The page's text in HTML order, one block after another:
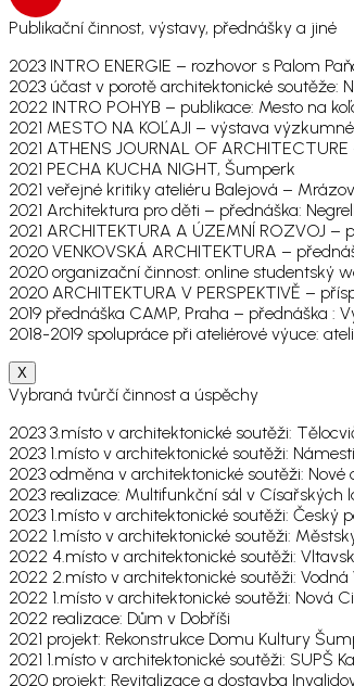
Publikační činnost, výstavy, přednášky a jiné
2023 INTRO ENERGIE – rozhovor s Palom
2023 účast v porotě architektonické soutěže:
2022 INTRO POHYB – publikace: Mesto na
2021 MESTO NA KOĽAJI – výstava
2021 ATHENS JOURNAL OF
2021 PECHA KUCHA NIGHT, Šumperk
2021 veřejné kritiky ateliéru Balejová –
2021 Architektura pro děti – přednáška:
2021 ARCHITEKTURA A ÚZEMNÍ ROZVOJ
2020 VENKOVSKÁ ARCHITEKTURA –
2020 organizační činnost: online studentský
2020 ARCHITEKTURA V PERSPEKTIVĚ –
2019 přednáška CAMP, Praha – přednáška :
2018-2019 spolupráce při ateliérové výuce:
X
Vybraná tvůrčí činnost a úspěchy
2023 3.místo v architektonické soutěži:
2023 1.místo v architektonické soutěži:
2023 odměna v architektonické soutěži: Nové
2023 realizace: Multifunkční sál v Císařských
2023 1.místo v architektonické soutěži: Český
2022 1.místo v architektonické soutěži:
2022 4.místo v architektonické soutěži:
2022 2.místo v architektonické soutěži: Vodná
2022 1.místo v architektonické soutěži: Nová
2022 realizace: Dům v Dobříši
2021 projekt: Rekonstrukce Domu Kultury
2021 1.místo v architektonické soutěži: SUPŠ
2020 projekt: Revitalizace a dostavba